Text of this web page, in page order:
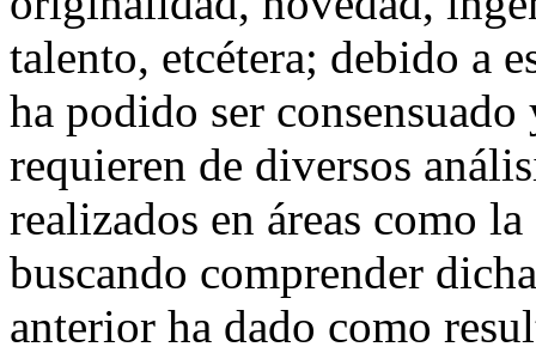
talento, etcétera; debido a
ha podido ser
requieren de diversos
realizados en áreas como
buscando comprender
anterior ha dado como